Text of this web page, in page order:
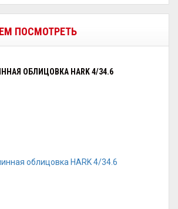
ПОСМОТРЕТЬ
ОБЛИЦОВКА HARK 4/34.6